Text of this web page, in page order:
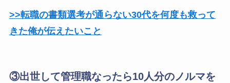
>>転職の書類選考が通らない30代を何度も救って
きた俺が伝えたいこと
③出世して管理職なったら10人分のノルマを